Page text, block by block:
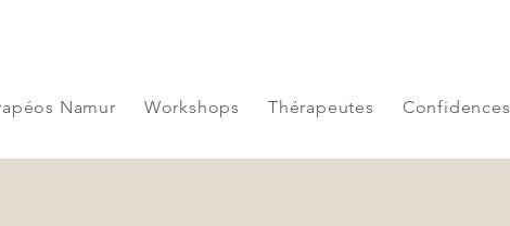
Namur Workshops Thérapeutes Confidences